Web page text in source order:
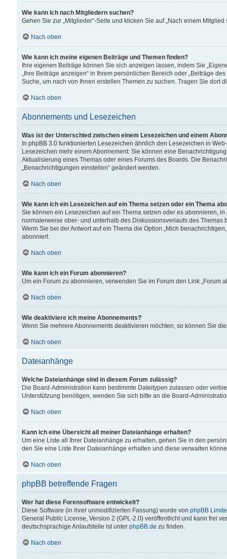
Wie kann ich nach Mitgliedern suchen?
Gehen Sie zur „Mitglieder“-Seite und klicken Sie auf „Nach einem Mitglied
Nach oben
Wie kann ich meine eigenen Beiträge und Themen finden?
Ihre eigenen Beiträge können Sie sich anzeigen lassen, indem Sie
„Ihre Beiträge anzeigen“ in Ihrem persönlichen Bereich oder „Beiträge
Suche, um nach von Ihnen erstellen Themen zu suchen. Tragen Sie dort
Nach oben
Abonnements und Lesezeichen
Was ist der Unterschied zwischen einem Lesezeichen und einem
In phpBB 3.0 funktionierten Lesezeichen ähnlich den Lesezeichen in
Lesezeichen mehr einem Abonnement: Sie können eine
Aktualisierung eines Themas oder eines Forums des Boards. Die
„Benachrichtigungen einstellen“ geändert werden.
Nach oben
Wie kann ich ein Lesezeichen auf ein Thema setzen oder ein Thema
Sie können ein Lesezeichen auf ein Thema setzen oder es abonnieren,
normalerweise ober- und unterhalb des Diskussionsverlaufs des Themas
Wenn Sie bei der Antwort auf ein Thema die Option „Mich
abonniert.
Nach oben
Wie kann ich ein Forum abonnieren?
Um ein Forum zu abonnieren, verwenden Sie im Forum den Link „Forum
Nach oben
Wie deaktiviere ich meine Abonnements?
Wenn Sie mehrere Abonnements deaktivieren möchten, so können Sie
Nach oben
Dateianhänge
Welche Dateianhänge sind in diesem Forum zulässig?
Die Board-Administration kann bestimmte Dateitypen zulassen oder
Unterstützung benötigen, wenden Sie sich bitte an die Board-
Nach oben
Kann ich eine Übersicht all meiner Dateianhänge erhalten?
Um eine Liste all Ihrer Dateianhänge zu erhalten, gehen Sie in den
den Sie eine Liste Ihrer Dateianhänge erhalten und diese verwalten
Nach oben
phpBB betreffende Fragen
Wer hat diese Forensoftware entwickelt?
Diese Software (in ihrer unmodifizierten Fassung) wurde von phpBB
General Public License, Version 2 (GPL-2.0) veröffentlicht und kann frei
deutschsprachige Anlaufstelle ist unter phpBB.de zu finden.
Nach oben